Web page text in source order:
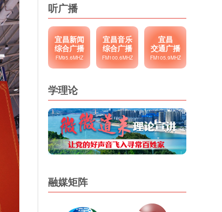
听广播
宜昌新闻
综合广播
FM95.6MHZ
宜昌音乐
综合广播
FM100.6MHZ
宜昌
交通广播
FM105.9MHZ
学理论
融媒矩阵